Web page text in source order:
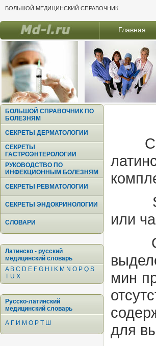
БОЛЬШОЙ МЕДИЦИНСКИЙ СПРАВОЧНИК
Главная
БОЛЬШОЙ СПРАВОЧНИК ПО
БОЛЕЗНЯМ
СЕКРЕТЫ ДЕРМАТОЛОГИИ
СЕКРЕТЫ
ГАСТРОЭНТЕРОЛОГИИ
РУКОВОДСТВО ПО
ИНФЕКЦИОННЫМ БОЛЕЗНЯМ
СЕКРЕТЫ РЕВМАТОЛОГИИ
СЕКРЕТЫ ЭНДОКРИНОЛОГИИ
СЛОВАРИ
Латинско - русский
медицинский словарь
A B C D E F G H K M N O P Q S
T U X
Русско-латинский
медицинский словарь
А Г И М О Р Т Ш
С
или
мин
для